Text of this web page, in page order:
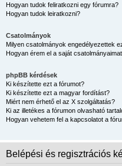
Hogyan tudok feliratkozni egy fórumra?
Hogyan tudok leiratkozni?
Csatolmányok
Milyen csatolmányok engedélyezettek
Hogyan érem el a saját
phpBB kérdések
Ki készítette ezt a fórumot?
Ki készítette ezt a magyar fordítást?
Miért nem érhető el az X szolgáltatás?
Ki az illetékes a fórumon olvasható
Hogyan vehetem fel a kapcsolatot a
Belépési és regisztrációs